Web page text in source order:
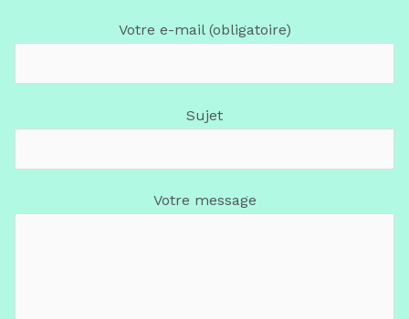
Votre e-mail (obligatoire)
Sujet
Votre message